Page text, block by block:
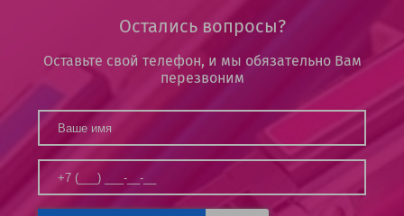
Остались вопросы?
Оставьте свой телефон, и мы обязательно Вам
перезвоним